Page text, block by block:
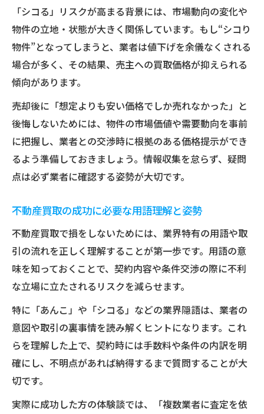
「シコる」リスクが高まる背景には、市場動向の変化や
物件の立地・状態が大きく関係しています。もし“シコり
物件”となってしまうと、業者は値下げを余儀なくされる
場合が多く、その結果、売主への買取価格が抑えられる
傾向があります。
売却後に「想定よりも安い価格でしか売れなかった」と
後悔しないためには、物件の市場価値や需要動向を事前
に把握し、業者との交渉時に根拠のある価格提示ができ
るよう準備しておきましょう。情報収集を怠らず、疑問
点は必ず業者に確認する姿勢が大切です。
不動産買取の成功に必要な用語理解と姿勢
不動産買取で損をしないためには、業界特有の用語や取
引の流れを正しく理解することが第一歩です。用語の意
味を知っておくことで、契約内容や条件交渉の際に不利
な立場に立たされるリスクを減らせます。
特に「あんこ」や「シコる」などの業界隠語は、業者の
意図や取引の裏事情を読み解くヒントになります。これ
らを理解した上で、契約時には手数料や条件の内訳を明
確にし、不明点があれば納得するまで質問することが大
切です。
実際に成功した方の体験談では、「複数業者に査定を依